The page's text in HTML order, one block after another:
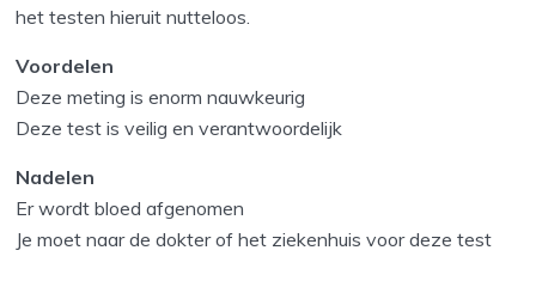
het testen hieruit nutteloos.
Voordelen
Deze meting is enorm nauwkeurig
Deze test is veilig en verantwoordelijk
Nadelen
Er wordt bloed afgenomen
Je moet naar de dokter of het ziekenhuis voor deze test